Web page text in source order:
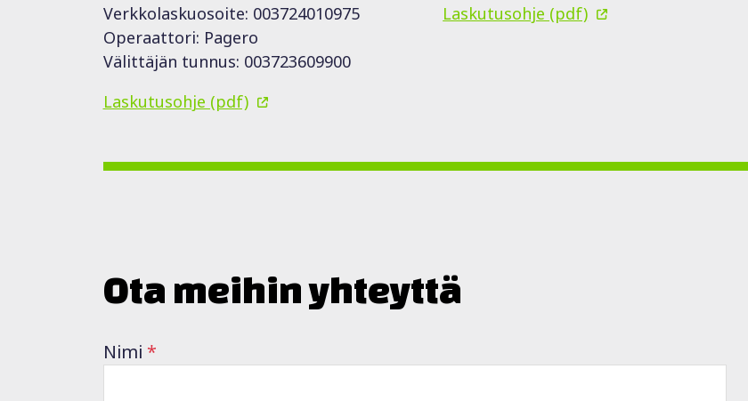
Verkkolaskuosoite: 003724010975
Operaattori: Pagero
Välittäjän tunnus: 003723609900
Laskutusohje (pdf)
Laskutusohje (pdf)
Ota meihin yhteyttä
Nimi *